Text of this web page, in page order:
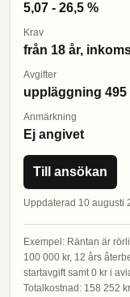
5,07 - 26,5 %
Krav
från 18 år,
Avgifter
uppläggning 495
Anmärkning
Ej angivet
Till ansökan
Uppdaterad 10 augusti
Exempel: Räntan är
100 000 kr, 12 års
startavgift samt 0 kr i
Totalkostnad: 158 252